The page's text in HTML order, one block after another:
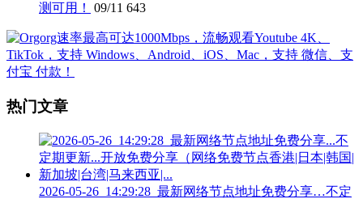
测可用！
09/11 643
热门文章
2026-05-26_14:29:28_最新网络节点地址免费分享…不定